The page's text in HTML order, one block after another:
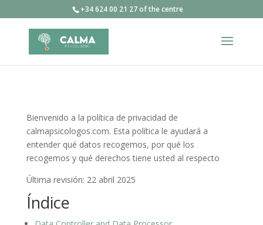
+34 624 00 21 27 of the centre
Bienvenido a la política de privacidad de
calmapsicologos.com. Esta política le ayudará a
entender qué datos recogemos, por qué los
recogemos y qué derechos tiene usted al respecto
Última revisión: 22 abril 2025
Índice